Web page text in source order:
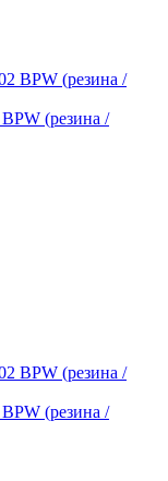
(резина /
(резина /